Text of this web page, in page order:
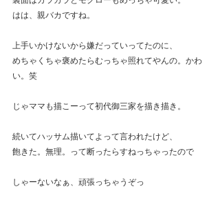
はは、親バカですね。
上手いかけないから嫌だっていってたのに、
めちゃくちゃ褒めたらむっちゃ照れてやんの。かわ
い。笑
じゃママも描こーって初代御三家を描き描き。
続いてハッサム描いてよって言われたけど、
飽きた。無理。って断ったらすねっちゃったので
しゃーないなぁ、頑張っちゃうぞっ